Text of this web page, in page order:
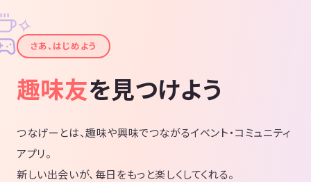
✦
✧
さあ、はじめよう
趣味友を見つけよう
つなげーとは、趣味や興味でつながるイベント・コミュニティ
アプリ。
新しい出会いが、毎日をもっと楽しくしてくれる。